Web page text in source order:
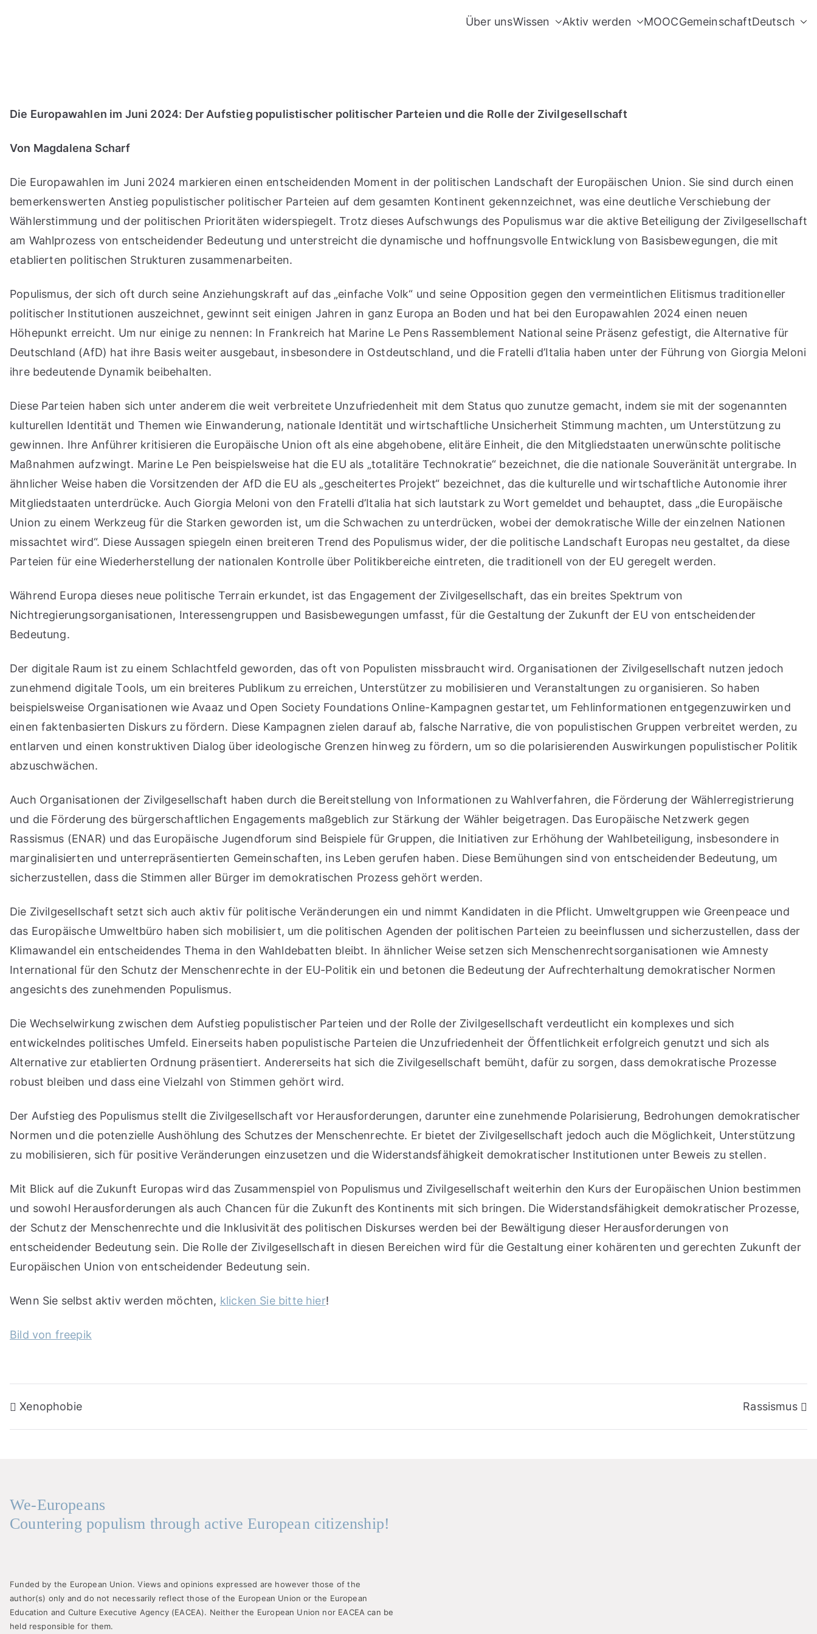
Über unsWissen Aktiv werden MOOCGemeinschaftDeutsch
Die Europawahlen im Juni 2024: Der Aufstieg populistischer politischer Parteien und die Rolle der Zivilgesellschaft
Von Magdalena Scharf
Die Europawahlen im Juni 2024 markieren einen entscheidenden Moment in der politischen Landschaft der Europäischen Union. Sie sind durch einen
bemerkenswerten Anstieg populistischer politischer Parteien auf dem gesamten Kontinent gekennzeichnet, was eine deutliche Verschiebung der
Wählerstimmung und der politischen Prioritäten widerspiegelt. Trotz dieses Aufschwungs des Populismus war die aktive Beteiligung der Zivilgesellschaft
am Wahlprozess von entscheidender Bedeutung und unterstreicht die dynamische und hoffnungsvolle Entwicklung von Basisbewegungen, die mit
etablierten politischen Strukturen zusammenarbeiten.
Populismus, der sich oft durch seine Anziehungskraft auf das „einfache Volk“ und seine Opposition gegen den vermeintlichen Elitismus traditioneller
politischer Institutionen auszeichnet, gewinnt seit einigen Jahren in ganz Europa an Boden und hat bei den Europawahlen 2024 einen neuen
Höhepunkt erreicht. Um nur einige zu nennen: In Frankreich hat Marine Le Pens Rassemblement National seine Präsenz gefestigt, die Alternative für
Deutschland (AfD) hat ihre Basis weiter ausgebaut, insbesondere in Ostdeutschland, und die Fratelli d’Italia haben unter der Führung von Giorgia Meloni
ihre bedeutende Dynamik beibehalten.
Diese Parteien haben sich unter anderem die weit verbreitete Unzufriedenheit mit dem Status quo zunutze gemacht, indem sie mit der sogenannten
kulturellen Identität und Themen wie Einwanderung, nationale Identität und wirtschaftliche Unsicherheit Stimmung machten, um Unterstützung zu
gewinnen. Ihre Anführer kritisieren die Europäische Union oft als eine abgehobene, elitäre Einheit, die den Mitgliedstaaten unerwünschte politische
Maßnahmen aufzwingt. Marine Le Pen beispielsweise hat die EU als „totalitäre Technokratie“ bezeichnet, die die nationale Souveränität untergrabe. In
ähnlicher Weise haben die Vorsitzenden der AfD die EU als „gescheitertes Projekt“ bezeichnet, das die kulturelle und wirtschaftliche Autonomie ihrer
Mitgliedstaaten unterdrücke. Auch Giorgia Meloni von den Fratelli d’Italia hat sich lautstark zu Wort gemeldet und behauptet, dass „die Europäische
Union zu einem Werkzeug für die Starken geworden ist, um die Schwachen zu unterdrücken, wobei der demokratische Wille der einzelnen Nationen
missachtet wird“. Diese Aussagen spiegeln einen breiteren Trend des Populismus wider, der die politische Landschaft Europas neu gestaltet, da diese
Parteien für eine Wiederherstellung der nationalen Kontrolle über Politikbereiche eintreten, die traditionell von der EU geregelt werden.
Während Europa dieses neue politische Terrain erkundet, ist das Engagement der Zivilgesellschaft, das ein breites Spektrum von
Nichtregierungsorganisationen, Interessengruppen und Basisbewegungen umfasst, für die Gestaltung der Zukunft der EU von entscheidender
Bedeutung.
Der digitale Raum ist zu einem Schlachtfeld geworden, das oft von Populisten missbraucht wird. Organisationen der Zivilgesellschaft nutzen jedoch
zunehmend digitale Tools, um ein breiteres Publikum zu erreichen, Unterstützer zu mobilisieren und Veranstaltungen zu organisieren. So haben
beispielsweise Organisationen wie Avaaz und Open Society Foundations Online-Kampagnen gestartet, um Fehlinformationen entgegenzuwirken und
einen faktenbasierten Diskurs zu fördern. Diese Kampagnen zielen darauf ab, falsche Narrative, die von populistischen Gruppen verbreitet werden, zu
entlarven und einen konstruktiven Dialog über ideologische Grenzen hinweg zu fördern, um so die polarisierenden Auswirkungen populistischer Politik
abzuschwächen.
Auch Organisationen der Zivilgesellschaft haben durch die Bereitstellung von Informationen zu Wahlverfahren, die Förderung der Wählerregistrierung
und die Förderung des bürgerschaftlichen Engagements maßgeblich zur Stärkung der Wähler beigetragen. Das Europäische Netzwerk gegen
Rassismus (ENAR) und das Europäische Jugendforum sind Beispiele für Gruppen, die Initiativen zur Erhöhung der Wahlbeteiligung, insbesondere in
marginalisierten und unterrepräsentierten Gemeinschaften, ins Leben gerufen haben. Diese Bemühungen sind von entscheidender Bedeutung, um
sicherzustellen, dass die Stimmen aller Bürger im demokratischen Prozess gehört werden.
Die Zivilgesellschaft setzt sich auch aktiv für politische Veränderungen ein und nimmt Kandidaten in die Pflicht. Umweltgruppen wie Greenpeace und
das Europäische Umweltbüro haben sich mobilisiert, um die politischen Agenden der politischen Parteien zu beeinflussen und sicherzustellen, dass der
Klimawandel ein entscheidendes Thema in den Wahldebatten bleibt. In ähnlicher Weise setzen sich Menschenrechtsorganisationen wie Amnesty
International für den Schutz der Menschenrechte in der EU-Politik ein und betonen die Bedeutung der Aufrechterhaltung demokratischer Normen
angesichts des zunehmenden Populismus.
Die Wechselwirkung zwischen dem Aufstieg populistischer Parteien und der Rolle der Zivilgesellschaft verdeutlicht ein komplexes und sich
entwickelndes politisches Umfeld. Einerseits haben populistische Parteien die Unzufriedenheit der Öffentlichkeit erfolgreich genutzt und sich als
Alternative zur etablierten Ordnung präsentiert. Andererseits hat sich die Zivilgesellschaft bemüht, dafür zu sorgen, dass demokratische Prozesse
robust bleiben und dass eine Vielzahl von Stimmen gehört wird.
Der Aufstieg des Populismus stellt die Zivilgesellschaft vor Herausforderungen, darunter eine zunehmende Polarisierung, Bedrohungen demokratischer
Normen und die potenzielle Aushöhlung des Schutzes der Menschenrechte. Er bietet der Zivilgesellschaft jedoch auch die Möglichkeit, Unterstützung
zu mobilisieren, sich für positive Veränderungen einzusetzen und die Widerstandsfähigkeit demokratischer Institutionen unter Beweis zu stellen.
Mit Blick auf die Zukunft Europas wird das Zusammenspiel von Populismus und Zivilgesellschaft weiterhin den Kurs der Europäischen Union bestimmen
und sowohl Herausforderungen als auch Chancen für die Zukunft des Kontinents mit sich bringen. Die Widerstandsfähigkeit demokratischer Prozesse,
der Schutz der Menschenrechte und die Inklusivität des politischen Diskurses werden bei der Bewältigung dieser Herausforderungen von
entscheidender Bedeutung sein. Die Rolle der Zivilgesellschaft in diesen Bereichen wird für die Gestaltung einer kohärenten und gerechten Zukunft der
Europäischen Union von entscheidender Bedeutung sein.
Wenn Sie selbst aktiv werden möchten, klicken Sie bitte hier!
Bild von freepik
Beitragsnavigation
Xenophobie Rassismus
We-Europeans
Countering populism through active European citizenship!
Funded by the European Union. Views and opinions expressed are however those of the
author(s) only and do not necessarily reflect those of the European Union or the European
Education and Culture Executive Agency (EACEA). Neither the European Union nor EACEA can be
held responsible for them.